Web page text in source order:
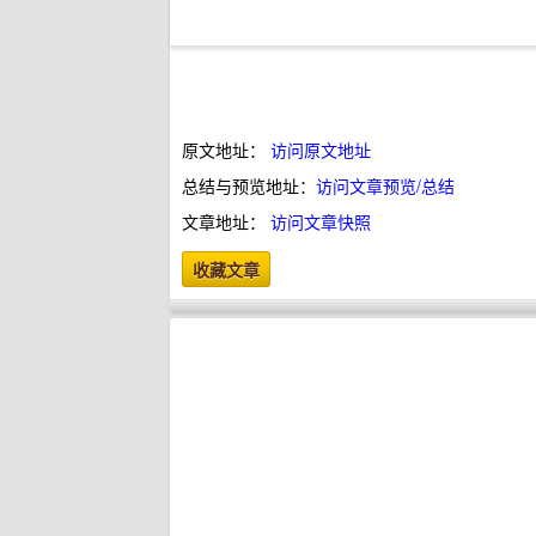
原文地址： 访问原文地址
总结与预览地址： 访问文章预览/总结
文章地址： 访问文章快照